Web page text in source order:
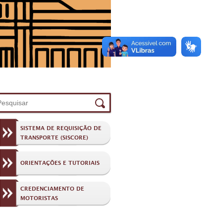
SISTEMA DE REQUISIÇÃO DE
TRANSPORTE (SISCORE)
ORIENTAÇÕES E TUTORIAIS
CREDENCIAMENTO DE
MOTORISTAS